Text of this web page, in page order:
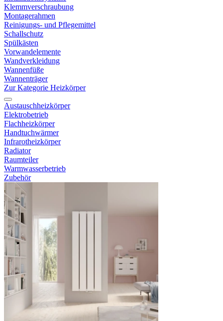
Klemmverschraubung
Montagerahmen
Reinigungs- und Pflegemittel
Schallschutz
Spülkästen
Vorwandelemente
Wandverkleidung
Wannenfüße
Wannenträger
Zur Kategorie Heizkörper
Austauschheizkörper
Elektrobetrieb
Flachheizkörper
Handtuchwärmer
Infrarotheizkörper
Radiator
Raumteiler
Warmwasserbetrieb
Zubehör